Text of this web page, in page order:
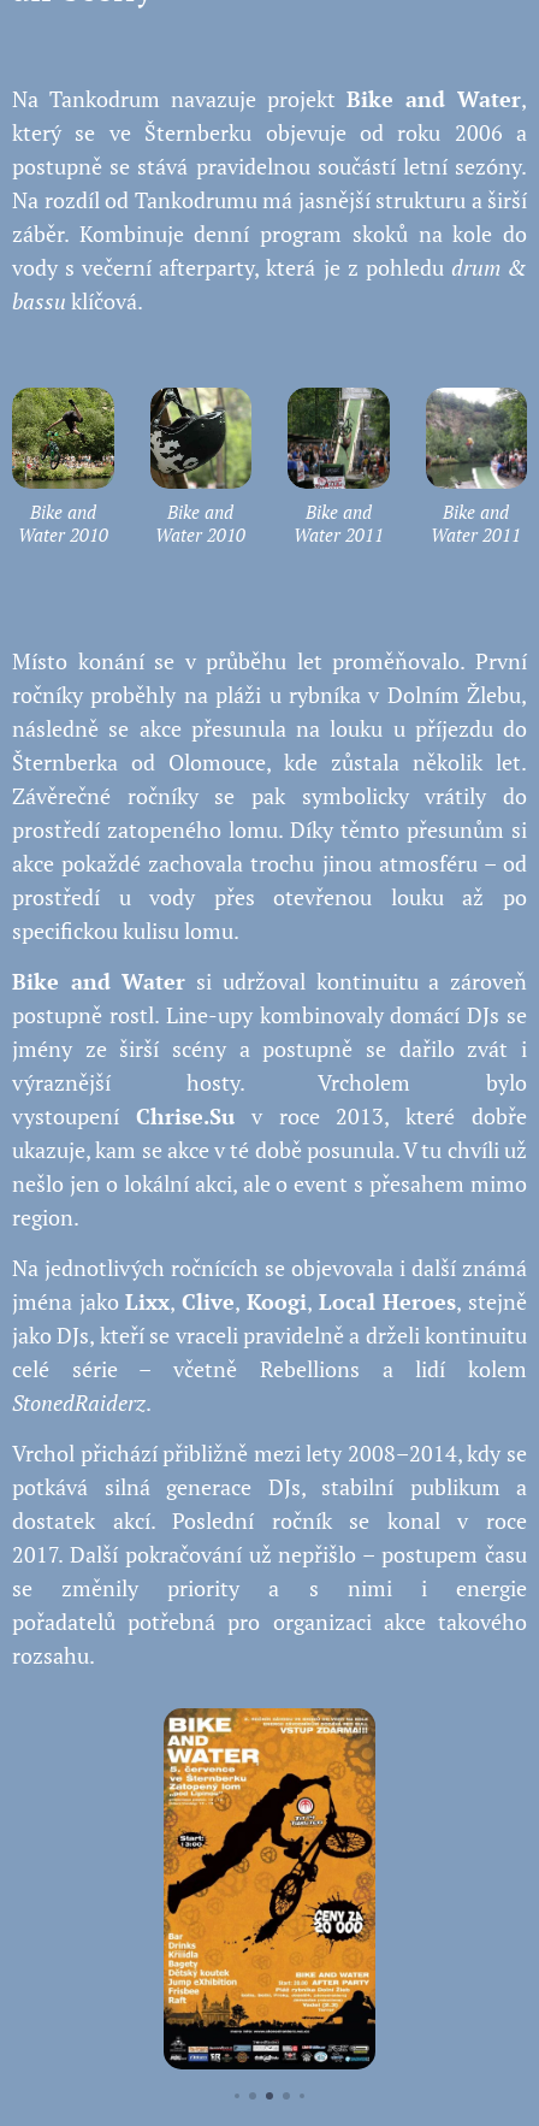
Na Tankodrum navazuje projekt Bike and Water,
který se ve Šternberku objevuje od roku 2006 a
postupně se stává pravidelnou součástí letní sezóny.
Na rozdíl od Tankodrumu má jasnější strukturu a širší
záběr. Kombinuje denní program skoků na kole do
vody s večerní afterparty, která je z pohledu drum &
bassu klíčová.
Bike and
Water 2010
Bike and
Water 2010
Bike and
Water 2011
Bike and
Water 2011
Místo konání se v průběhu let proměňovalo. První
ročníky proběhly na pláži u rybníka v Dolním Žlebu,
následně se akce přesunula na louku u příjezdu do
Šternberka od Olomouce, kde zůstala několik let.
Závěrečné ročníky se pak symbolicky vrátily do
prostředí zatopeného lomu. Díky těmto přesunům si
akce pokaždé zachovala trochu jinou atmosféru – od
prostředí u vody přes otevřenou louku až po
specifickou kulisu lomu.
Bike and Water si udržoval kontinuitu a zároveň
postupně rostl. Line-upy kombinovaly domácí DJs se
jmény ze širší scény a postupně se dařilo zvát i
výraznější hosty. Vrcholem bylo
vystoupení Chrise.Suv roce 2013, které dobře
ukazuje, kam se akce v té době posunula. V tu chvíli už
nešlo jen o lokální akci, ale o event s přesahem mimo
region.
Na jednotlivých ročnících se objevovala i další známá
jména jakoLixx,Clive, Koogi, Local Heroes, stejně
jako DJs, kteří se vraceli pravidelně a drželi kontinuitu
celé série – včetně Rebellions a lidí kolem
StonedRaiderz.
Vrchol přichází přibližně mezi lety 2008–2014, kdy se
potkává silná generace DJs, stabilní publikum a
dostatek akcí. Poslední ročník se konal v roce
2017. Další pokračování už nepřišlo – postupem času
se změnily priority a s nimi i energie
pořadatelů potřebná pro organizaci akce takového
rozsahu.